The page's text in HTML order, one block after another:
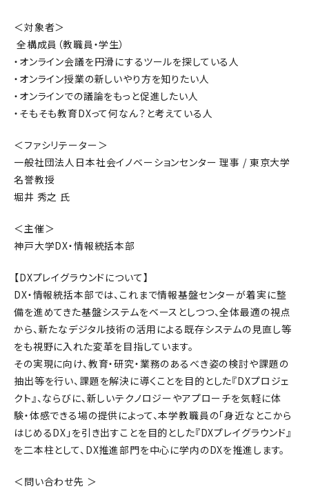
＜対象者＞
全構成員（教職員・学生）
・オンライン会議を円滑にするツールを探している人
・オンライン授業の新しいやり方を知りたい人
・オンラインでの議論をもっと促進したい人
・そもそも教育DXって何なん？と考えている人
＜ファシリテーター＞
一般社団法人日本社会イノベーションセンター 理事 / 東京大学
名誉教授
堀井 秀之 氏
＜主催＞
神戸大学DX・情報統括本部
【DXプレイグラウンドについて】
DX・情報統括本部では、これまで情報基盤センターが着実に整
備を進めてきた基盤システムをベースとしつつ、全体最適の視点
から、新たなデジタル技術の活用による既存システムの見直し等
をも視野に入れた変革を目指しています。
その実現に向け、教育・研究・業務のあるべき姿の検討や課題の
抽出等を行い、課題を解決に導くことを目的とした『DXプロジェ
クト』、ならびに、新しいテクノロジーやアプローチを気軽に体
験・体感できる場の提供によって、本学教職員の「身近なとこから
はじめるDX」を引き出すことを目的とした『DXプレイグラウンド』
を二本柱として、DX推進部門を中心に学内のDXを推進します。
＜問い合わせ先 ＞